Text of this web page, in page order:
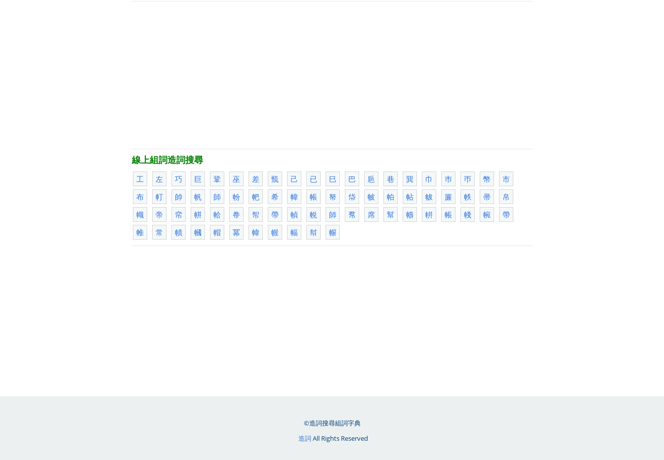
線上組詞造詞搜尋
工
左 巧 巨 鞏 巫 差 巰 己 已 巳 巴 巵 巷 巽 巾 巿 帀 幣
市
布
帄 帥 帆 師 帉 帊 希 幃 帳 帑 帒 帔 帕 帖 帗 簾 帙 帚
帛
幟
帝 帟 帡 帢 帣 帤 帶 幀 帨 師 帬 席 幫 幬 帲 帳 帴 帵
帶
帷
常 幘 幗 帽 冪 幃 幄 幅 幇 幈
©造詞搜尋組詞字典
造詞 All Rights Reserved